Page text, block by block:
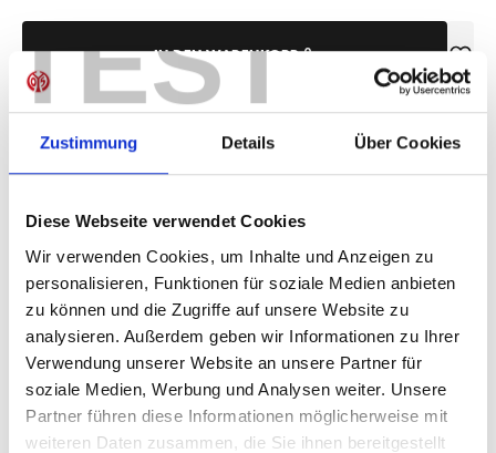
TEST
Zustimmung Details Über Cookies
Diese Webseite verwendet Cookies
Wir verwenden Cookies, um Inhalte und Anzeigen zu
personalisieren, Funktionen für soziale Medien anbieten
zu können und die Zugriffe auf unsere Website zu
analysieren. Außerdem geben wir Informationen zu Ihrer
Verwendung unserer Website an unsere Partner für
soziale Medien, Werbung und Analysen weiter. Unsere
Partner führen diese Informationen möglicherweise mit
weiteren Daten zusammen, die Sie ihnen bereitgestellt
IN DEN WARENKORB
Produktdetails
ÄHNLICHE PRODUKTE
Kappe Meenzer Mädche Kappe Logo